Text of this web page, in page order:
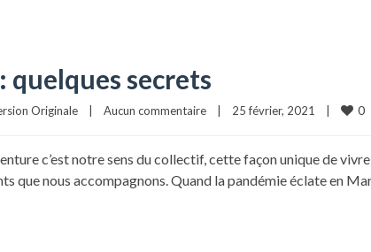
quelques secrets
Originale Aucun commentaire 25 février, 2021 0
c’est notre sens du collectif, cette façon unique de
que nous accompagnons. Quand la pandémie éclate en